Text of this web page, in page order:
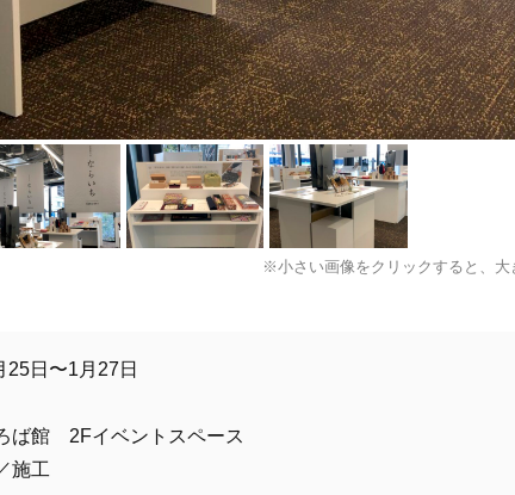
※小さい画像をクリックすると、大
日〜1月27日
2Fイベントスペース
施工